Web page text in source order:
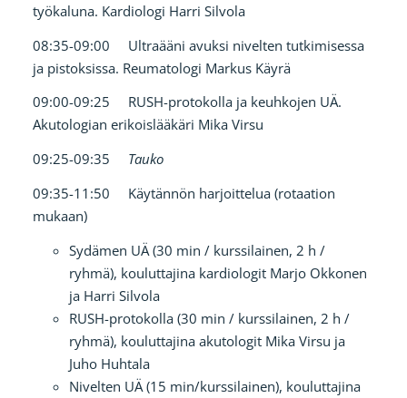
työkaluna. Kardiologi Harri Silvola
08:35-09:00 Ultraääni avuksi nivelten tutkimisessa
ja pistoksissa. Reumatologi Markus Käyrä
09:00-09:25 RUSH-protokolla ja keuhkojen UÄ.
Akutologian erikoislääkäri Mika Virsu
09:25-09:35 Tauko
09:35-11:50 Käytännön harjoittelua (rotaation
mukaan)
Sydämen UÄ (30 min / kurssilainen, 2 h /
ryhmä), kouluttajina kardiologit Marjo Okkonen
ja Harri Silvola
RUSH-protokolla (30 min / kurssilainen, 2 h /
ryhmä), kouluttajina akutologit Mika Virsu ja
Juho Huhtala
Nivelten UÄ (15 min/kurssilainen), kouluttajina